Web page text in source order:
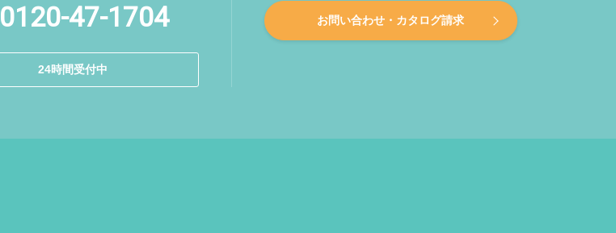
0120-47-1704
24時間受付中
お問い合わせ・カタログ請求